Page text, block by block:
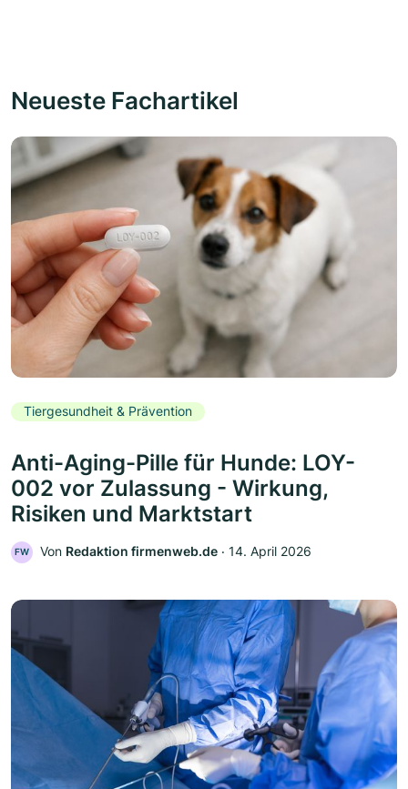
Neueste Fachartikel
Tiergesundheit & Prävention
Anti-Aging-Pille für Hunde: LOY-
002 vor Zulassung - Wirkung,
Risiken und Marktstart
FW Von Redaktion firmenweb.de ‧ 14. April 2026